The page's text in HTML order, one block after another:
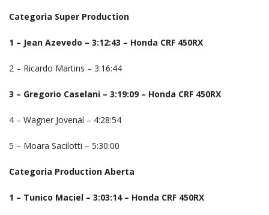
Categoria Super Production
1 – Jean Azevedo – 3:12:43 – Honda CRF 450RX
2 – Ricardo Martins – 3:16:44
3 – Gregorio Caselani – 3:19:09 – Honda CRF 450RX
4 – Wagner Jovenal – 4:28:54
5 – Moara Sacilotti – 5:30:00
Categoria Production Aberta
1 – Tunico Maciel – 3:03:14 – Honda CRF 450RX